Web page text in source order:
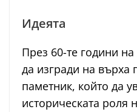
Идеята
През 60-те години
да изгради на върха
паметник, който да
историческата роля